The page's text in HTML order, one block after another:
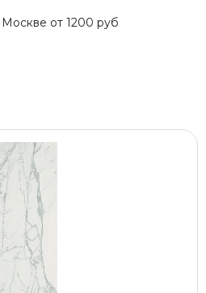
от 1200 руб